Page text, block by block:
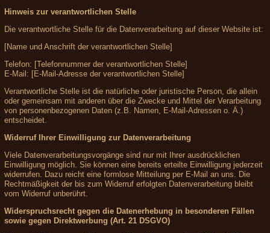
Hinweis zur verantwortlichen Stelle
Die verantwortliche Stelle für die Datenverarbeitung auf dieser Website ist:
[Name und Anschrift der verantwortlichen Stelle]
Telefon: [Telefonnummer der verantwortlichen Stelle]
E-Mail: [E-Mail-Adresse der verantwortlichen Stelle]
Verantwortliche Stelle ist die natürliche oder juristische Person, die allein
oder gemeinsam mit anderen über die Zwecke und Mittel der Verarbeitung
von personenbezogenen Daten (z.B. Namen, E-Mail-Adressen o. Ä.)
entscheidet.
Widerruf Ihrer Einwilligung zur Datenverarbeitung
Viele Datenverarbeitungsvorgänge sind nur mit Ihrer ausdrücklichen
Einwilligung möglich. Sie können eine bereits erteilte Einwilligung jederzeit
widerrufen. Dazu reicht eine formlose Mitteilung per E-Mail an uns. Die
Rechtmäßigkeit der bis zum Widerruf erfolgten Datenverarbeitung bleibt
vom Widerruf unberührt.
Widerspruchsrecht gegen die Datenerhebung in besonderen Fällen
sowie gegen Direktwerbung (Art. 21 DSGVO)